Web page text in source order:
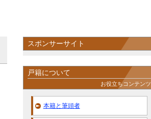
スポンサーサイト
戸籍について
お役立ちコンテンツ
本籍と筆頭者